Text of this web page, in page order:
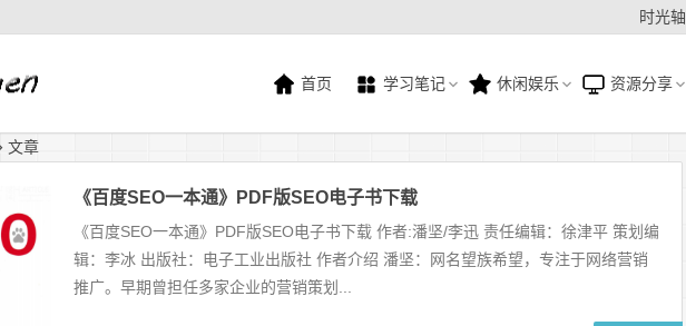
时光轴
首页 学习笔记 休闲娱乐 资源分享
文章
《百度SEO一本通》PDF版SEO电子书下载
《百度SEO一本通》PDF版SEO电子书下载 作者:潘坚/李迅 责任编辑：徐津平 策划编
辑：李冰 出版社：电子工业出版社 作者介绍 潘坚：网名望族希望，专注于网络营销
推广。早期曾担任多家企业的营销策划...